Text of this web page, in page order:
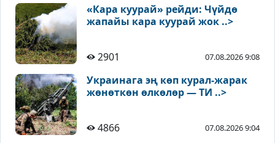
«Кара куурай» рейди: Чүйдө
жапайы кара куурай жок ..>
2901 07.08.2026 9:08
Украинага эң көп курал-жарак
жөнөткөн өлкөлөр — ТИ ..>
4866 07.08.2026 9:04